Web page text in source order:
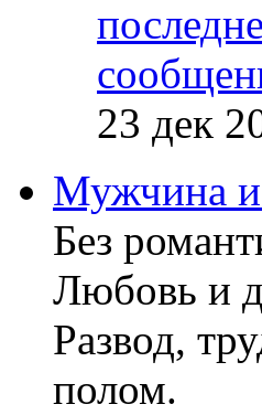
23 дек
Мужчина
Без
Любовь и
Развод,
полом.